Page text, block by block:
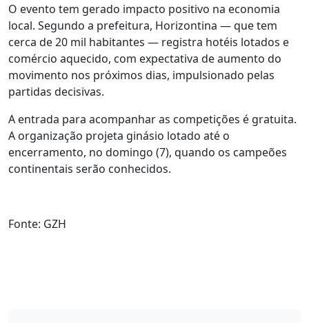
O evento tem gerado impacto positivo na economia
local. Segundo a prefeitura, Horizontina — que tem
cerca de 20 mil habitantes — registra hotéis lotados e
comércio aquecido, com expectativa de aumento do
movimento nos próximos dias, impulsionado pelas
partidas decisivas.
A entrada para acompanhar as competições é gratuita.
A organização projeta ginásio lotado até o
encerramento, no domingo (7), quando os campeões
continentais serão conhecidos.
Fonte: GZH